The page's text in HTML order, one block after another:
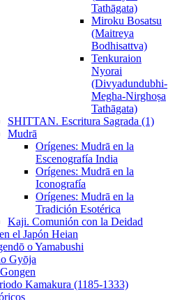
Tathāgata)
Miroku Bosatsu
(Maitreya
Bodhisattva)
Tenkuraion
Nyorai
(Divyadundubhi-
Megha-Nirghoṣa
Tathāgata)
SHITTAN. Escritura Sagrada (1)
Mudrā
Orígenes: Mudrā en la
Escenografía India
Orígenes: Mudrā en la
Iconografía
Orígenes: Mudrā en la
Tradición Esotérica
Kaji. Comunión con la Deidad
el Japón Heian
o Yamabushi
Gyōja
Kamakura (1185-1333)